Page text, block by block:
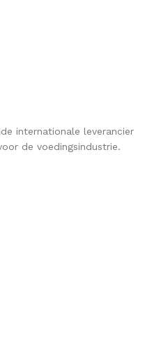
internationale leverancier
de voedingsindustrie.